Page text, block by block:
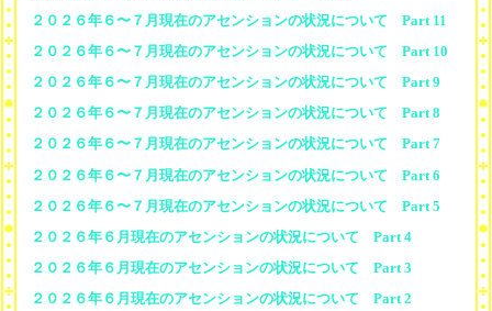
２０２６年６〜７月現在のアセンションの状況について Part 11
２０２６年６〜７月現在のアセンションの状況について Part 10
２０２６年６〜７月現在のアセンションの状況について Part 9
２０２６年６〜７月現在のアセンションの状況について Part 8
２０２６年６〜７月現在のアセンションの状況について Part 7
２０２６年６〜７月現在のアセンションの状況について Part 6
２０２６年６〜７月現在のアセンションの状況について Part 5
２０２６年６月現在のアセンションの状況について Part 4
２０２６年６月現在のアセンションの状況について Part 3
２０２６年６月現在のアセンションの状況について Part 2